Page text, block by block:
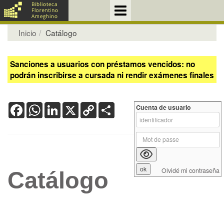
Inicio Catálogo
Sanciones a usuarios con préstamos vencidos: no
podrán inscribirse a cursada ni rendir exámenes finales
FacebookWhatsApp
LinkedIn
X Copy
Link
Catálogo
Cuenta de usuario
Olvidé mi contraseña